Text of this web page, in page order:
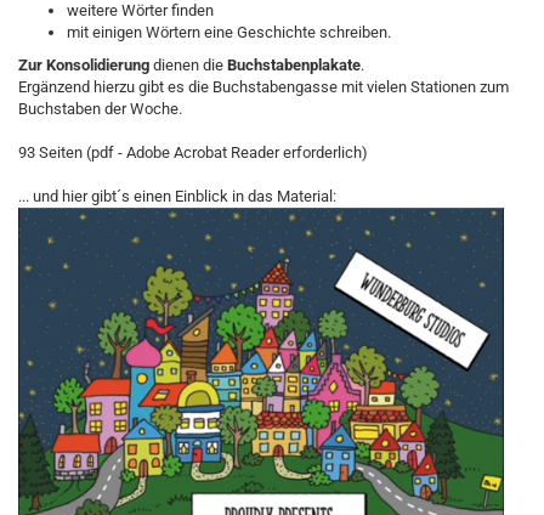
weitere Wörter finden
mit einigen Wörtern eine Geschichte schreiben.
Zur Konsolidierung dienen die Buchstabenplakate.
Ergänzend hierzu gibt es die Buchstabengasse mit vielen Stationen zum
Buchstaben der Woche.
93 Seiten (pdf - Adobe Acrobat Reader erforderlich)
... und hier gibt´s einen Einblick in das Material: